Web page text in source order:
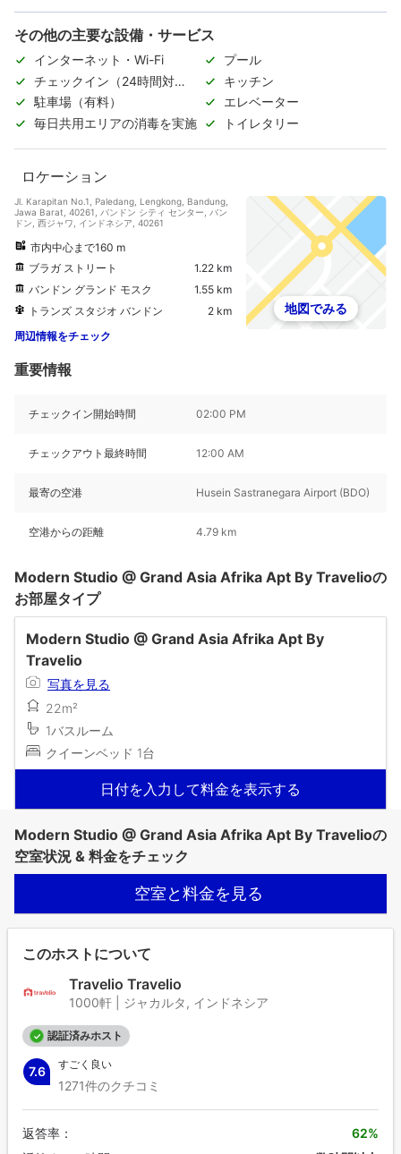
その他の主要な設備・サービス
インターネット・Wi-Fi
プール
チェックイン（24時間対
応）
キッチン
駐車場（有料）
エレベーター
毎日共用エリアの消毒を実施
トイレタリー
ロケーション
Jl. Karapitan No.1, Paledang, Lengkong, Bandung,
Jawa Barat, 40261, バンドン シティ センター, バン
ドン, 西ジャワ, インドネシア, 40261
市内中心まで160 m
ブラガ ストリート
1.22 km
バンドン グランド モスク
1.55 km
トランズ スタジオ バンドン
2 km
周辺情報をチェック
地図でみる
重要情報
チェックイン開始時間 02:00 PM
チェックアウト最終時間 12:00 AM
最寄の空港 Husein Sastranegara Airport (BDO)
空港からの距離 4.79 km
Modern Studio @ Grand Asia Afrika Apt By Travelioの
お部屋タイプ
Modern Studio @ Grand Asia Afrika Apt By
Travelio
写真を見る
22m²
1バスルーム
クイーンベッド 1台
日付を入力して料金を表示する
Modern Studio @ Grand Asia Afrika Apt By Travelioの
空室状況 & 料金をチェック
空室と料金を見る
このホストについて
Travelio Travelio
1000軒 | ジャカルタ, インドネシア
認証済みホスト
7.6 すごく良い
1271件のクチコミ
返答率：
62%